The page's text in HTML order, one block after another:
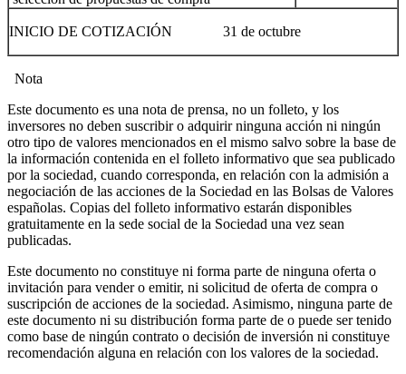
INICIO DE COTIZACIÓN 31 de octubre
Nota
Este documento es una nota de prensa, no un folleto, y los
inversores no deben suscribir o adquirir ninguna acción ni ningún
otro tipo de valores mencionados en el mismo salvo sobre la base de
la información contenida en el folleto informativo que sea publicado
por la sociedad, cuando corresponda, en relación con la admisión a
negociación de las acciones de la Sociedad en las Bolsas de Valores
españolas. Copias del folleto informativo estarán disponibles
gratuitamente en la sede social de la Sociedad una vez sean
publicadas.
Este documento no constituye ni forma parte de ninguna oferta o
invitación para vender o emitir, ni solicitud de oferta de compra o
suscripción de acciones de la sociedad. Asimismo, ninguna parte de
este documento ni su distribución forma parte de o puede ser tenido
como base de ningún contrato o decisión de inversión ni constituye
recomendación alguna en relación con los valores de la sociedad.